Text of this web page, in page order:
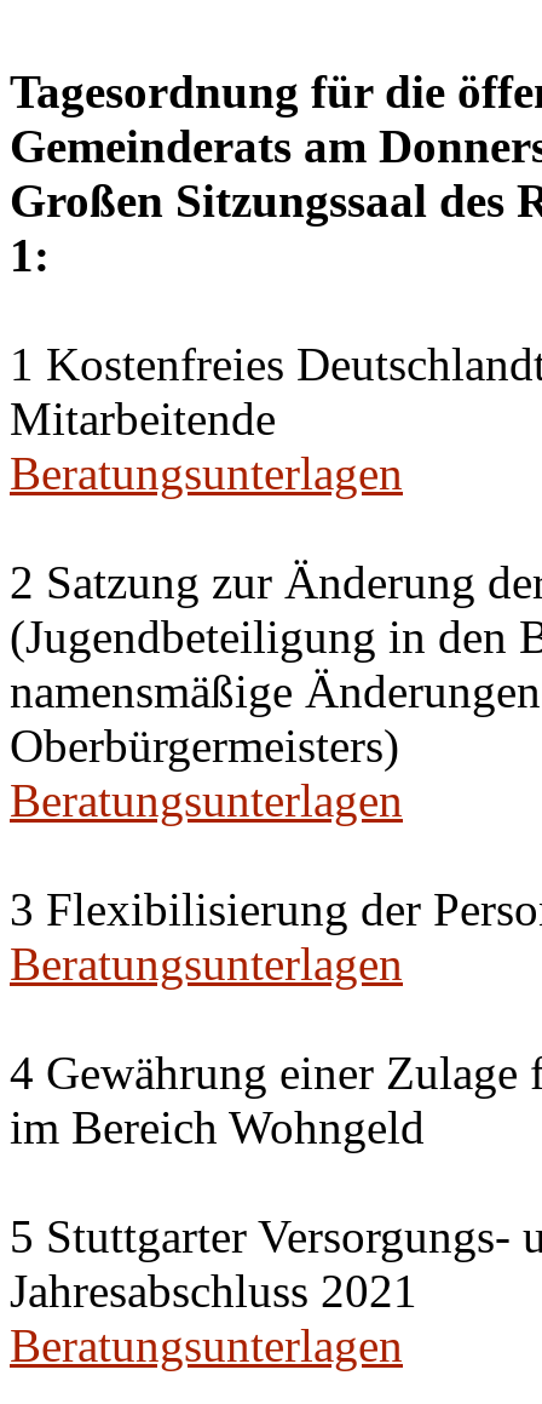
Tagesordnung für die
Gemeinderats am
Großen Sitzungssaal des
1:
1 Kostenfreies
Mitarbeitende
Beratungsunterlagen
2 Satzung zur Änderung
(Jugendbeteiligung in den
namensmäßige
Oberbürgermeisters)
Beratungsunterlagen
3 Flexibilisierung der
Beratungsunterlagen
4 Gewährung einer
im Bereich Wohngeld
5 Stuttgarter Versorgungs-
Jahresabschluss 2021
Beratungsunterlagen